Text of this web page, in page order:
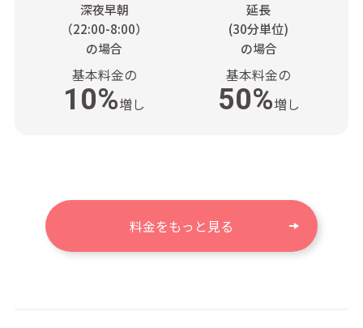
深夜早朝
（22:00-8:00）
の場合
基本料金の
10%増し
延長
(30分単位)
の場合
基本料金の
50%増し
料金をもっと見る